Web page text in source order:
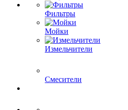
Фильтры
Мойки
Измельчители
Смесители